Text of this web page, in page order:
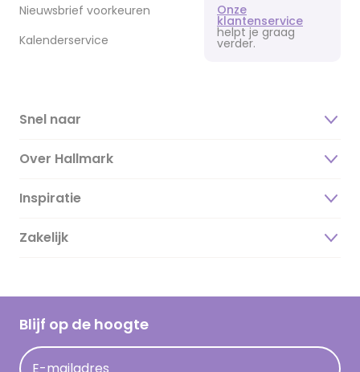
Nieuwsbrief voorkeuren
Kalenderservice
Onze
klantenservice
helpt je graag
verder.
Snel naar
Over Hallmark
Over ons
Duurzaamheid
Hallmark Kaartclub
Acties
Inspiratie
Magazine
Cadeau inspiratie
Kaartinspiratie
Zakelijk
Blijf op de hoogte
E-mailadres